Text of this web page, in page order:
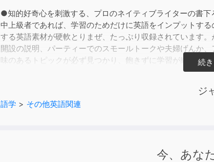
●知的好奇心を刺激する、プロのネイティブライターの書下
中上級者であれば、学習のためだけに英語をインプットす
する英語素材が硬軟とりまぜ、たっぷり収録されています
開設の説明、パーティーでのスモールトークや夫婦げんか
味のあるトピックが必ず見つかり、飽きずに学習が続けられ
コミュニケーションの４つの技能を身に付けるためには、
れに、こうした英語の基盤となる要素も欠かさず盛り込んで
ジ
語学 > その他英語関連
今、あな